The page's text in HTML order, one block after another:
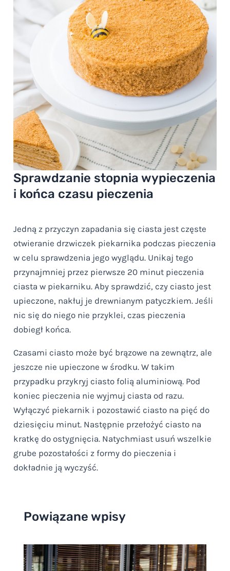
Sprawdzanie stopnia wypieczenia
i końca czasu pieczenia
Jedną z przyczyn zapadania się ciasta jest częste
otwieranie drzwiczek piekarnika podczas pieczenia
w celu sprawdzenia jego wyglądu. Unikaj tego
przynajmniej przez pierwsze 20 minut pieczenia
ciasta w piekarniku. Aby sprawdzić, czy ciasto jest
upieczone, nakłuj je drewnianym patyczkiem. Jeśli
nic się do niego nie przyklei, czas pieczenia
dobiegł końca.
Czasami ciasto może być brązowe na zewnątrz, ale
jeszcze nie upieczone w środku. W takim
przypadku przykryj ciasto folią aluminiową. Pod
koniec pieczenia nie wyjmuj ciasta od razu.
Wyłączyć piekarnik i pozostawić ciasto na pięć do
dziesięciu minut. Następnie przełożyć ciasto na
kratkę do ostygnięcia. Natychmiast usuń wszelkie
grube pozostałości z formy do pieczenia i
dokładnie ją wyczyść.
Powiązane wpisy